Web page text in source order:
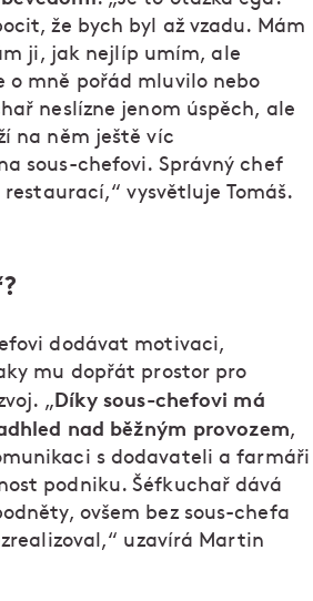
že bych byl až vzadu. Mám
ji, jak nejlíp umím, ale
o mně pořád mluvilo nebo
neslízne jenom úspěch, ale
na něm ještě víc
sous-chefovi. Správný chef
vysvětluje Tomáš.
dodávat motivaci,
mu dopřát prostor pro
„Díky sous-chefovi má
nad běžným provozem,
s dodavateli a farmáři
podniku. Šéfkuchař dává
ovšem bez sous-chefa
uzavírá Martin